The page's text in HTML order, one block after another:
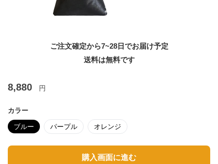
ご注文確定から7~28日でお届け予定
送料は無料です
8,880 円
カラー
ブルー パープル オレンジ
購入画面に進む